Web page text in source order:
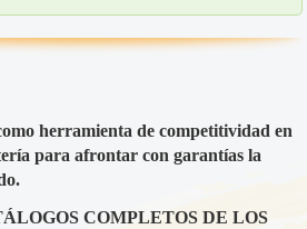
herramienta de competitividad en
para afrontar con garantías la
COMPLETOS DE LOS